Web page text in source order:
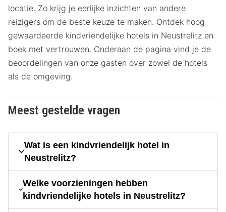
locatie. Zo krijg je eerlijke inzichten van andere
reizigers om de beste keuze te maken. Ontdek hoog
gewaardeerde kindvriendelijke hotels in Neustrelitz en
boek met vertrouwen. Onderaan de pagina vind je de
beoordelingen van onze gasten over zowel de hotels
als de omgeving.
Meest gestelde vragen
Wat is een kindvriendelijk hotel in
Neustrelitz?
Welke voorzieningen hebben
kindvriendelijke hotels in Neustrelitz?